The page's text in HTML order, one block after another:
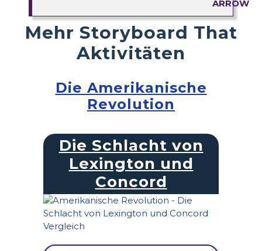
Mehr Storyboard That
Aktivitäten
Die Amerikanische
Revolution
Die Schlacht von
Lexington und
Concord